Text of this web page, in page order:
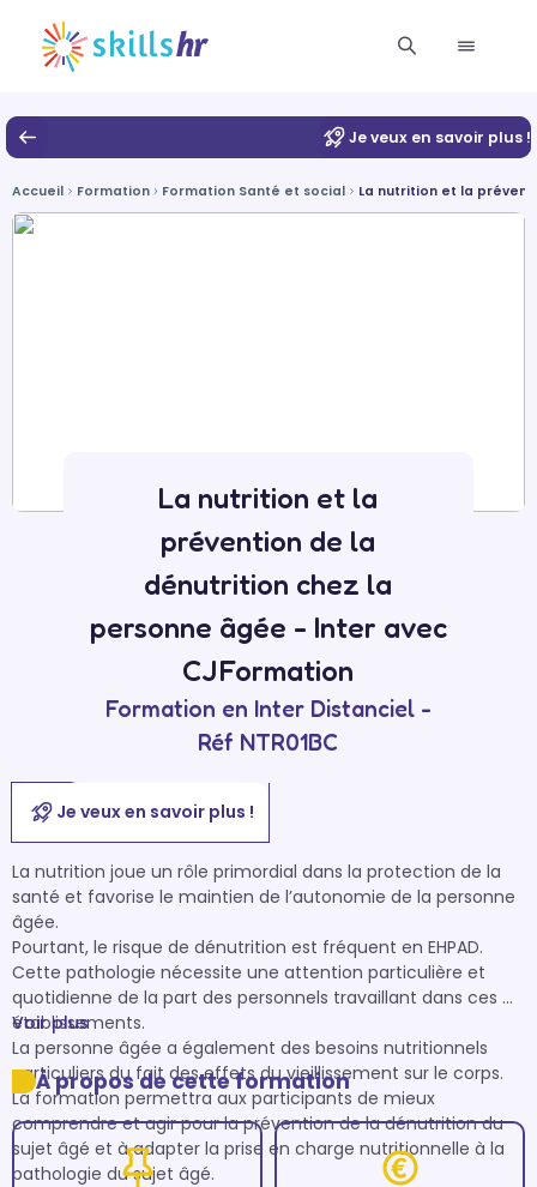
Je veux en savoir plus !
Accueil Formation Formation Santé et social La nutrition et la
La nutrition et la
prévention de la
dénutrition chez la
personne âgée - Inter avec
CJFormation
Formation en Inter Distanciel -
Réf NTR01BC
Je veux en savoir plus !
La nutrition joue un rôle primordial dans la protection de la
santé et favorise le maintien de l’autonomie de la personne
âgée.
Pourtant, le risque de dénutrition est fréquent en EHPAD.
Cette pathologie nécessite une attention particulière et
quotidienne de la part des personnels travaillant dans ces
établissements.
La personne âgée a également des besoins nutritionnels
particuliers du fait des effets du vieillissement sur le corps.
La formation permettra aux participants de mieux
comprendre et agir pour la prévention de la dénutrition du
sujet âgé et à adapter la prise en charge nutritionnelle à la
pathologie du sujet âgé.
Voir plus
À propos de cette formation